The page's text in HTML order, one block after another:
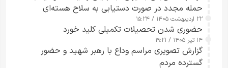
حمله مجدد در صورت دستیابی به سلاح هسته‌ای
۲۲ اردیبهشت ۱۴۰۵ / ۱۵:۲۴
حضوری شدن تحصیلات تکمیلی کلید خورد
۱۴ تیر ۱۴۰۵ / ۱۹:۲۱
گزارش تصویری مراسم وداع با رهبر شهید و حضور
گسترده مردم